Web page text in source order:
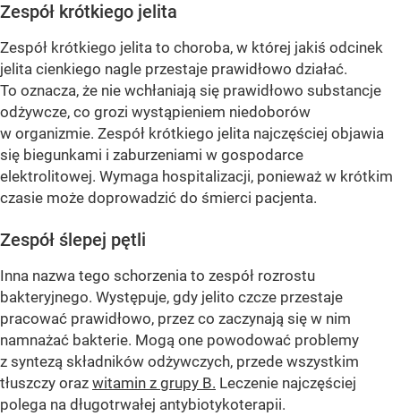
Zespół krótkiego jelita
Zespół krótkiego jelita to choroba, w której jakiś odcinek
jelita cienkiego nagle przestaje prawidłowo działać.
To oznacza, że nie wchłaniają się prawidłowo substancje
odżywcze, co grozi wystąpieniem niedoborów
w organizmie. Zespół krótkiego jelita najczęściej objawia
się biegunkami i zaburzeniami w gospodarce
elektrolitowej. Wymaga hospitalizacji, ponieważ w krótkim
czasie może doprowadzić do śmierci pacjenta.
Zespół ślepej pętli
Inna nazwa tego schorzenia to zespół rozrostu
bakteryjnego. Występuje, gdy jelito czcze przestaje
pracować prawidłowo, przez co zaczynają się w nim
namnażać bakterie. Mogą one powodować problemy
z syntezą składników odżywczych, przede wszystkim
tłuszczy oraz witamin z grupy B. Leczenie najczęściej
polega na długotrwałej antybiotykoterapii.